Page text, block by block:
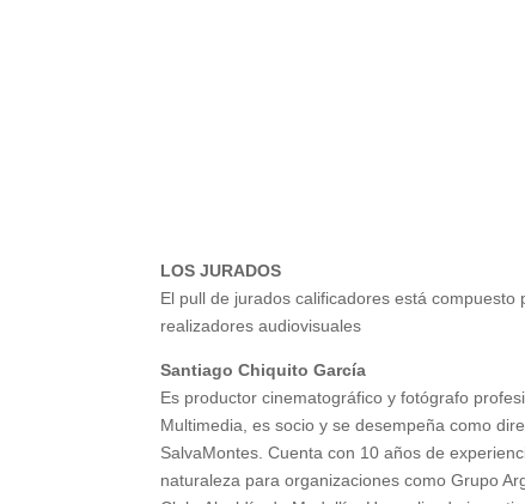
LOS JURADOS
El pull de jurados calificadores está
realizadores audiovisuales
Santiago Chiquito García
Es productor cinematográfico y fotógrafo
Multimedia, es socio y se desempeña como
SalvaMontes. Cuenta con 10 años de
naturaleza para organizaciones como Grupo